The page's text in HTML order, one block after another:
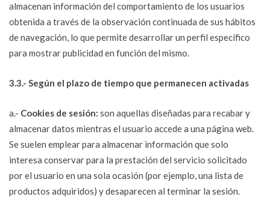
almacenan información del comportamiento de los usuarios
obtenida a través de la observación continuada de sus hábitos
de navegación, lo que permite desarrollar un perfil específico
para mostrar publicidad en función del mismo.
3.3.- Según el plazo de tiempo que permanecen activadas
a.- Cookies de sesión: son aquellas diseñadas para recabar y
almacenar datos mientras el usuario accede a una página web.
Se suelen emplear para almacenar información que solo
interesa conservar para la prestación del servicio solicitado
por el usuario en una sola ocasión (por ejemplo, una lista de
productos adquiridos) y desaparecen al terminar la sesión.